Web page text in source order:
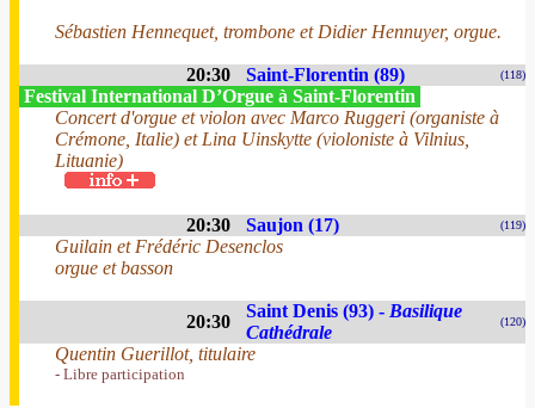
Sébastien Hennequet, trombone et Didier Hennuyer, orgue.
20:30 Saint-Florentin (89) (118)
Festival International D’Orgue à Saint-Florentin
Concert d'orgue et violon avec Marco Ruggeri (organiste à
Crémone, Italie) et Lina Uinskytte (violoniste à Vilnius,
Lituanie)
20:30 Saujon (17) (119)
Guilain et Frédéric Desenclos
orgue et basson
20:30
Saint Denis (93) - Basilique
Cathédrale
(120)
Quentin Guerillot, titulaire
- Libre participation